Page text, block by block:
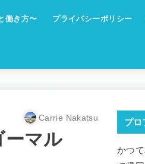
働き方〜 プライバシーポリシー
Carrie Nakatsu
ーマル
プロ
かつ